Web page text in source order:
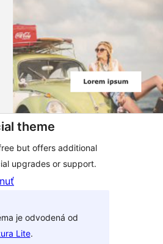
theme
but offers additional
upgrades or support.
je odvodená od
Lite.